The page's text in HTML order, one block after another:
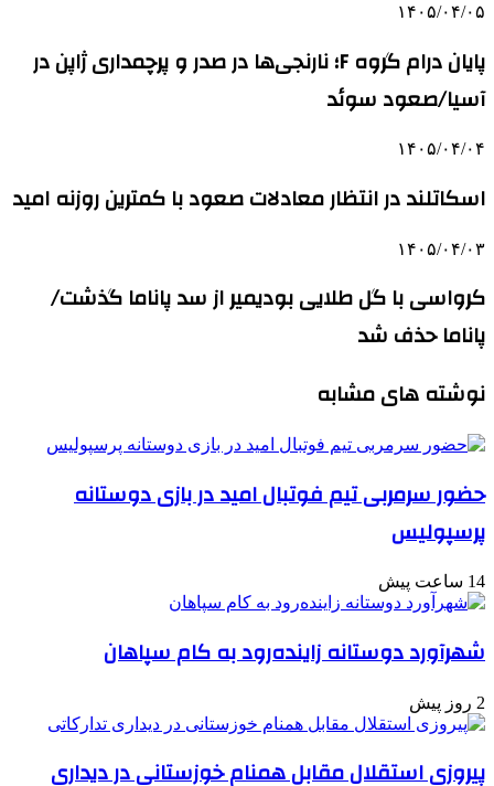
۱۴۰۵/۰۴/۰۵
پایان درام گروه F؛ نارنجی‌ها در صدر و پرچمداری ژاپن در
آسیا/صعود سوئد
۱۴۰۵/۰۴/۰۴
اسکاتلند در انتظار معادلات صعود با کمترین روزنه امید
۱۴۰۵/۰۴/۰۳
کرواسی با گل طلایی بودیمیر از سد پاناما گذشت/
پاناما حذف شد
نوشته های مشابه
حضور سرمربی تیم فوتبال امید در بازی دوستانه
پرسپولیس
14 ساعت پیش
شهرآورد دوستانه زاینده‌رود به کام سپاهان
2 روز پیش
پیروزی استقلال مقابل همنام خوزستانی در دیداری